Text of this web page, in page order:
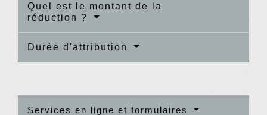
Quel est le montant de la
réduction ?
Durée d'attribution
Services en ligne et formulaires